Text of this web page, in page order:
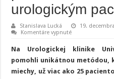
urologickým
Stanislava Lucká 19.
Komentáre vypnuténa
Neurostimulátor
miechy
pomohol
mnohým
Na Urologickej klinike
pomohli unikátnou metódou,
miechy, už viac ako 25